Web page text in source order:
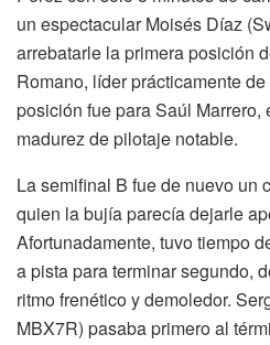
un espectacular Moisés Díaz
arrebatarle la primera posición
Romano, líder prácticamente
posición fue para Saúl
madurez de pilotaje notable.
La semifinal B fue de nuevo un
quien la bujía parecía dejarle
Afortunadamente, tuvo tiempo
a pista para terminar segundo,
ritmo frenético y demoledor.
MBX7R) pasaba primero al